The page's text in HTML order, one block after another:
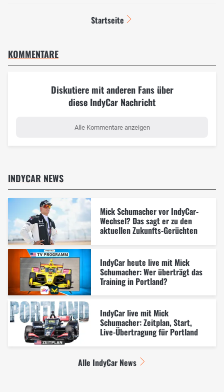
Startseite
KOMMENTARE
Diskutiere mit anderen Fans über
diese IndyCar Nachricht
Alle Kommentare anzeigen
INDYCAR NEWS
Mick Schumacher vor IndyCar-
Wechsel? Das sagt er zu den
aktuellen Zukunfts-Gerüchten
IndyCar heute live mit Mick
Schumacher: Wer überträgt das
Training in Portland?
IndyCar live mit Mick
Schumacher: Zeitplan, Start,
Live-Übertragung für Portland
Alle IndyCar News